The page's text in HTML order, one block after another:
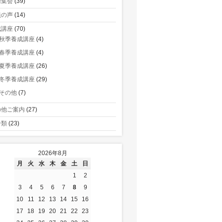
声 (14)
座 (70)
季養成講座 (4)
季養成講座 (4)
夏季養成講座 (26)
季養成講座 (29)
その他 (7)
ご案内 (27)
(23)
2026年8月
月
火 水 木 金 土
日
1
2
3
4 5 6 7 8
9
10
11 12 13 14 15
16
17
18 19 20 21 22
23